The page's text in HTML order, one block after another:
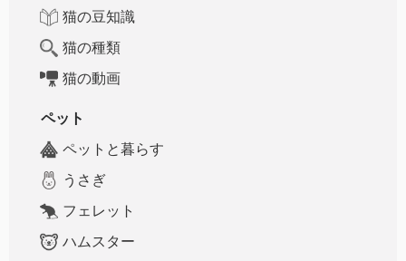
猫の豆知識
猫の種類
猫の動画
ペット
ペットと暮らす
うさぎ
フェレット
ハムスター